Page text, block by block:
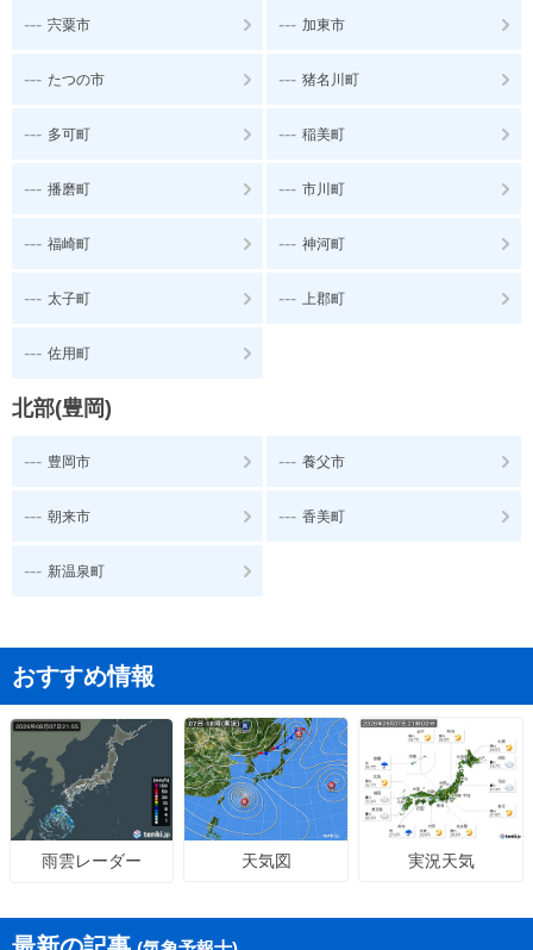
--- 宍粟市 --- 加東市
--- たつの市 --- 猪名川町
--- 多可町 --- 稲美町
--- 播磨町 --- 市川町
--- 福崎町 --- 神河町
--- 太子町 --- 上郡町
--- 佐用町
北部(豊岡)
--- 豊岡市 --- 養父市
--- 朝来市 --- 香美町
--- 新温泉町
おすすめ情報
雨雲レーダー 天気図 実況天気